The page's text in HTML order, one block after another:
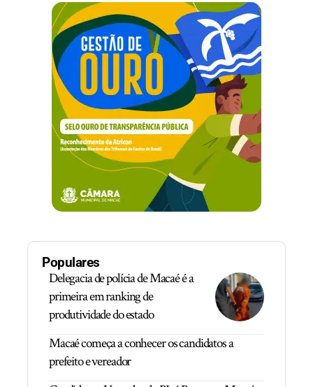
Populares
Delegacia de polícia de Macaé é a
primeira em ranking de
produtividade do estado
Macaé começa a conhecer os candidatos a
prefeito e vereador